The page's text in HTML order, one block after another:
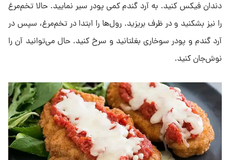
دندان فیکس کنید. به آرد گندم کمی پودر سیر نمایید. حالا تخم‌مرغ
را نیز بشکنید و در ظرف بریزید. رول‌ها را ابتدا در تخم‌مرغ، سپس در
آرد گندم و پودر سوخاری بغلتانید و سرخ کنید. حال می‌توانید آن را
نوش‌جان کنید.